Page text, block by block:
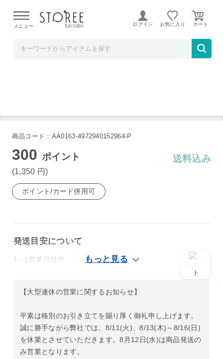
よる配送遅延が発生しております。
メニュー ログイン お気に入り
二重構造 どんぶり ステンレス
商品コード：AA0163-4972940152964-P
300ポイント
(1,350 円)
送料込み
ポイント/カード併用可
発送目安について
1～5営業日以内
【大型連休の営業に関するお知らせ】
平素は格別のお引き立てを賜り厚く御礼申し上げます。
誠に勝手ながら弊社では、8/11(火)、8/13(木)～8/16(日)
を休業とさせていただきます。8月12日(水)は商品発送の
み営業となります。